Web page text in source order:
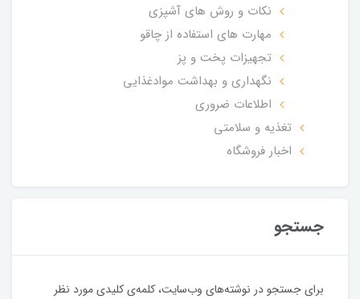
نکات و روش های آشپزی
مهارت های استفاده از چاقو
تجهیزات پخت و پز
نگهداری و بهداشت موادغذایی
اطلاعات ضروری
تغذیه و سلامتی
اخبار فروشگاه
جستجو
برای جستجو در نوشته‌های وب‌سایت، کلمه‌ی کلیدی مورد نظر